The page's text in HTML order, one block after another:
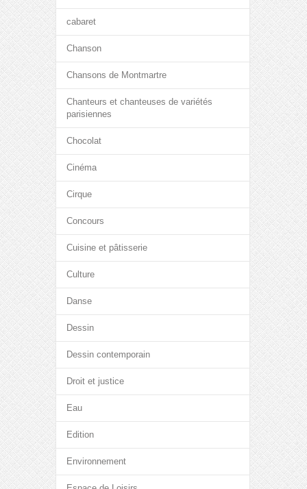
cabaret
Chanson
Chansons de Montmartre
Chanteurs et chanteuses de variétés
parisiennes
Chocolat
Cinéma
Cirque
Concours
Cuisine et pâtisserie
Culture
Danse
Dessin
Dessin contemporain
Droit et justice
Eau
Edition
Environnement